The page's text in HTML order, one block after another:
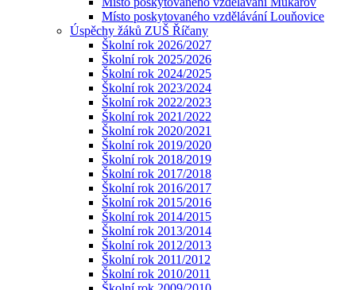
Místo poskytovaného vzdělávání Louňovice
Úspěchy žáků ZUŠ Říčany
Školní rok 2026/2027
Školní rok 2025/2026
Školní rok 2024/2025
Školní rok 2023/2024
Školní rok 2022/2023
Školní rok 2021/2022
Školní rok 2020/2021
Školní rok 2019/2020
Školní rok 2018/2019
Školní rok 2017/2018
Školní rok 2016/2017
Školní rok 2015/2016
Školní rok 2014/2015
Školní rok 2013/2014
Školní rok 2012/2013
Školní rok 2011/2012
Školní rok 2010/2011